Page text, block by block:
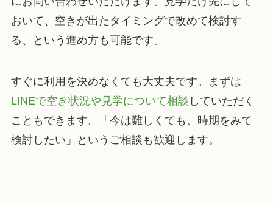
おいて、空きが出たタイミングで改めて検討す
る、という進め方も可能です。
すぐに利用を決めなくても大丈夫です。まずは
LINEで空き状況や見学について相談 していただく
こともできます。「今は難しくても、時期をみて
検討したい」というご相談も歓迎します。